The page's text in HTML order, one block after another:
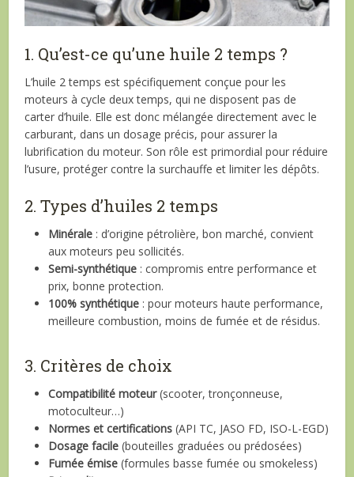
1. Qu’est-ce qu’une huile 2 temps ?
L’huile 2 temps est spécifiquement conçue pour les
moteurs à cycle deux temps, qui ne disposent pas de
carter d’huile. Elle est donc mélangée directement avec le
carburant, dans un dosage précis, pour assurer la
lubrification du moteur. Son rôle est primordial pour réduire
l’usure, protéger contre la surchauffe et limiter les dépôts.
2. Types d’huiles 2 temps
Minérale : d’origine pétrolière, bon marché, convient
aux moteurs peu sollicités.
Semi-synthétique : compromis entre performance et
prix, bonne protection.
100% synthétique : pour moteurs haute performance,
meilleure combustion, moins de fumée et de résidus.
3. Critères de choix
Compatibilité moteur(scooter, tronçonneuse,
motoculteur…)
Normes et certifications (API TC, JASO FD, ISO-L-EGD)
Dosage facile (bouteilles graduées ou prédosées)
Fumée émise (formules basse fumée ou smokeless)